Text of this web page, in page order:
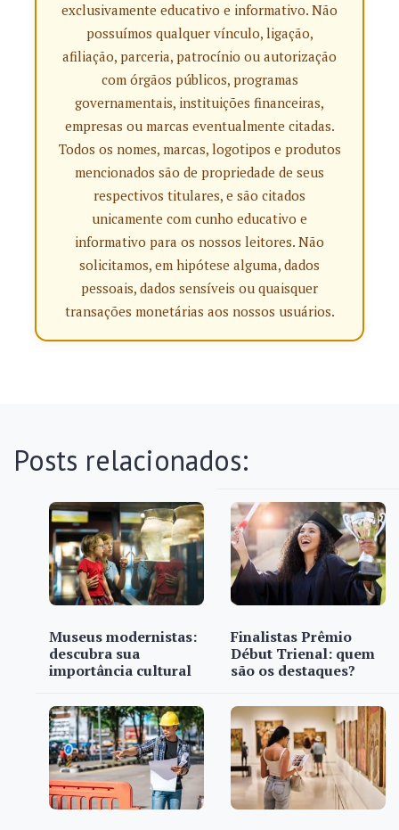
exclusivamente educativo e informativo. Não
possuímos qualquer vínculo, ligação,
afiliação, parceria, patrocínio ou autorização
com órgãos públicos, programas
governamentais, instituições financeiras,
empresas ou marcas eventualmente citadas.
Todos os nomes, marcas, logotipos e produtos
mencionados são de propriedade de seus
respectivos titulares, e são citados
unicamente com cunho educativo e
informativo para os nossos leitores. Não
solicitamos, em hipótese alguma, dados
pessoais, dados sensíveis ou quaisquer
transações monetárias aos nossos usuários.
Posts relacionados:
Museus modernistas:
descubra sua
importância cultural
Finalistas Prêmio
Début Trienal: quem
são os destaques?